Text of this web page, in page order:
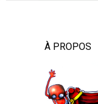
À PROPOS